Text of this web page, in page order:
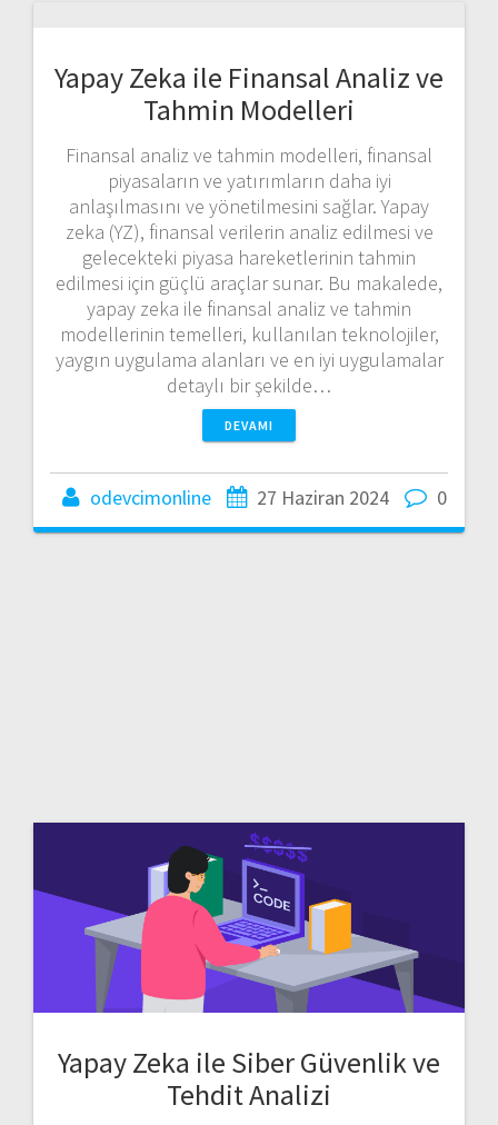
Yapay Zeka ile Finansal Analiz ve
Tahmin Modelleri
Finansal analiz ve tahmin modelleri, finansal
piyasaların ve yatırımların daha iyi
anlaşılmasını ve yönetilmesini sağlar. Yapay
zeka (YZ), finansal verilerin analiz edilmesi ve
gelecekteki piyasa hareketlerinin tahmin
edilmesi için güçlü araçlar sunar. Bu makalede,
yapay zeka ile finansal analiz ve tahmin
modellerinin temelleri, kullanılan teknolojiler,
yaygın uygulama alanları ve en iyi uygulamalar
detaylı bir şekilde…
DEVAMI
odevcimonline 27 Haziran 2024 0
Yapay Zeka ile Siber Güvenlik ve
Tehdit Analizi